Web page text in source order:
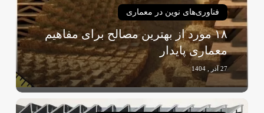
مصالح
برای
مفاهیم
معماری
پایدار
فناوری‌های نوین در معماری
۱۸ مورد از بهترین مصالح برای مفاهیم
معماری پایدار
27 آذر , 1404
10